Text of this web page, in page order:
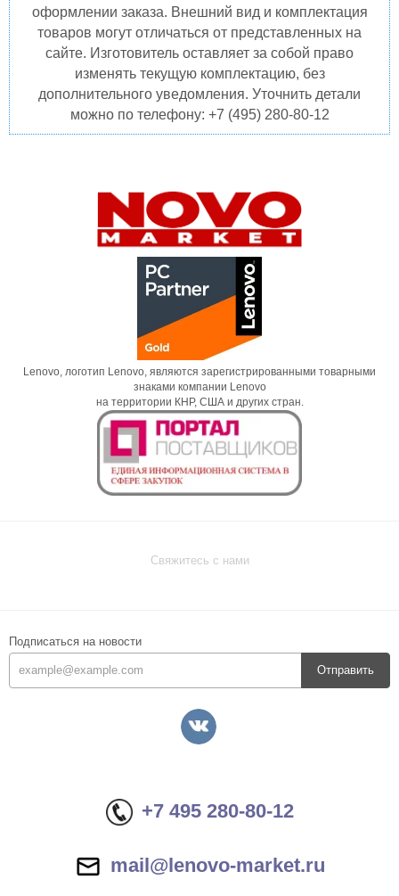
оформлении заказа. Внешний вид и комплектация
товаров могут отличаться от представленных на
сайте. Изготовитель оставляет за собой право
изменять текущую комплектацию, без
дополнительного уведомления. Уточнить детали
можно по телефону: +7 (495) 280-80-12
Lenovo, логотип Lenovo, являются зарегистрированными товарными
знаками компании Lenovo
на территории КНР, США и других стран.
Свяжитесь с нами
Подписаться на новости
Отправить
+7 495 280-80-12
mail@lenovo-market.ru